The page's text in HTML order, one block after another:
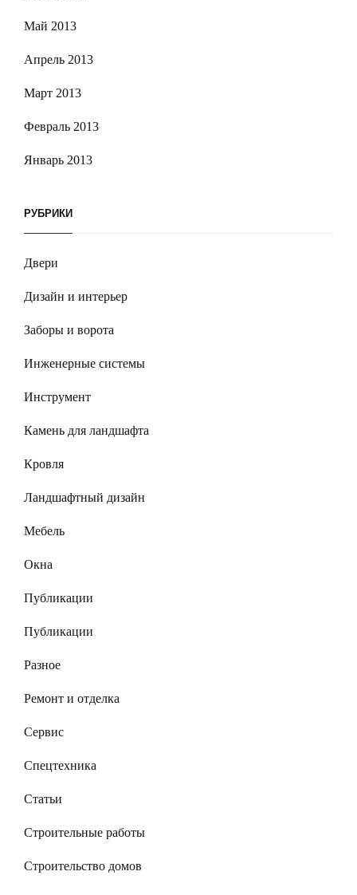
Май 2013
Апрель 2013
Март 2013
Февраль 2013
Январь 2013
РУБРИКИ
Двери
Дизайн и интерьер
Заборы и ворота
Инженерные системы
Инструмент
Камень для ландшафта
Кровля
Ландшафтный дизайн
Мебель
Окна
Публикации
Публикации
Разное
Ремонт и отделка
Сервис
Спецтехника
Статьи
Строительные работы
Строительство домов